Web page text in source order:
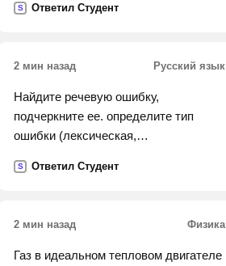
S Ответил Студент
2 мин назад Русский язык
Найдите речевую ошибку,
подчеркните ее. определите тип
ошибки (лексическая,
стилистическая). запишите
составляет 1500 килограмм.
2)докладчик остановилась на самых
S Ответил Студент
2 мин назад Физика
Газ в идеальном тепловом двигателе